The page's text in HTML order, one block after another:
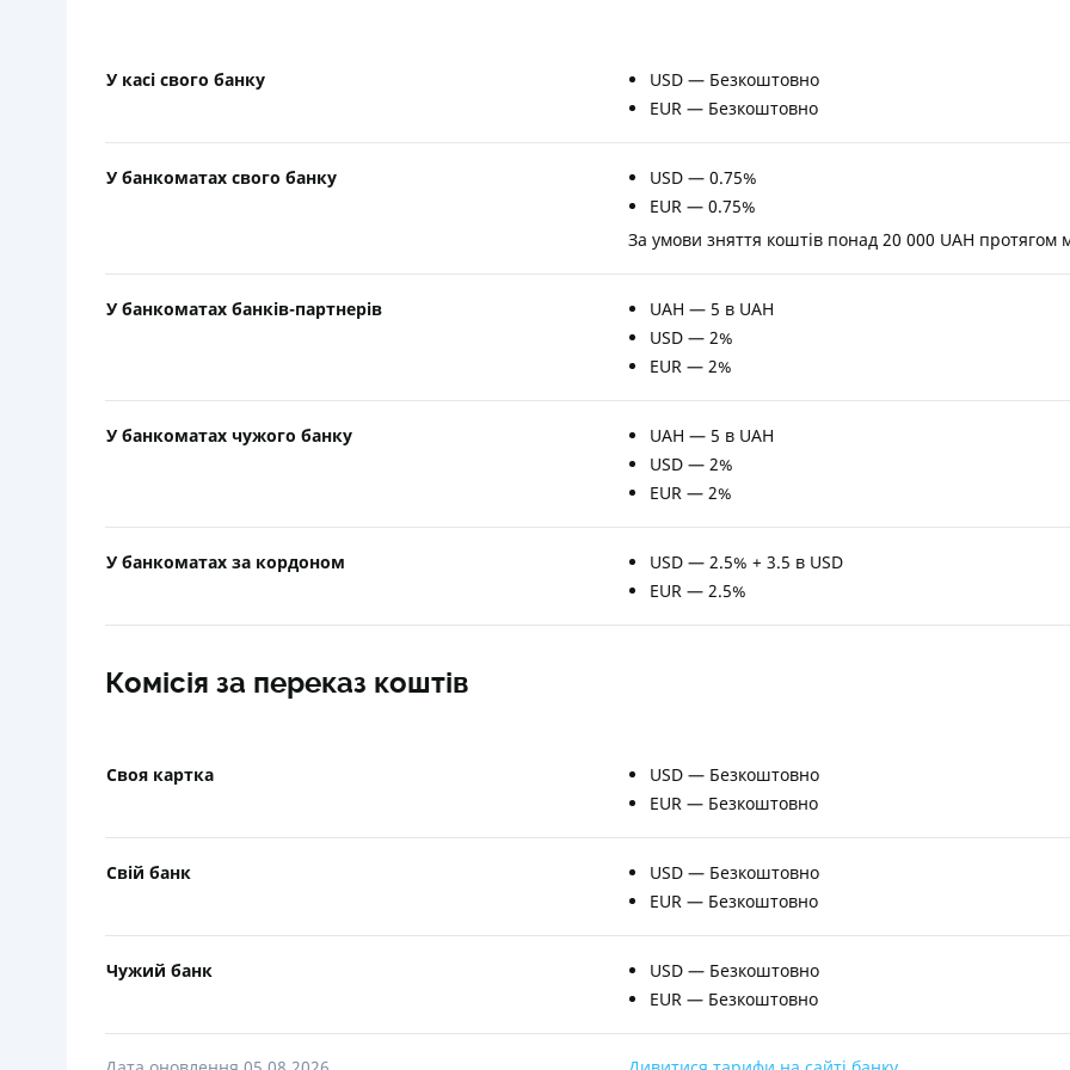
У касі свого банку
USD — Безкоштовно
EUR — Безкоштовно
У банкоматах свого банку
USD — 0.75%
EUR — 0.75%
За умови зняття коштів понад 20 000 UAH протягом
У банкоматах банків-партнерів
UAH — 5 в UAH
USD — 2%
EUR — 2%
У банкоматах чужого банку
UAH — 5 в UAH
USD — 2%
EUR — 2%
У банкоматах за кордоном
USD — 2.5% + 3.5 в USD
EUR — 2.5%
Комісія за переказ коштів
Своя картка
USD — Безкоштовно
EUR — Безкоштовно
Свій банк
USD — Безкоштовно
EUR — Безкоштовно
Чужий банк
USD — Безкоштовно
EUR — Безкоштовно